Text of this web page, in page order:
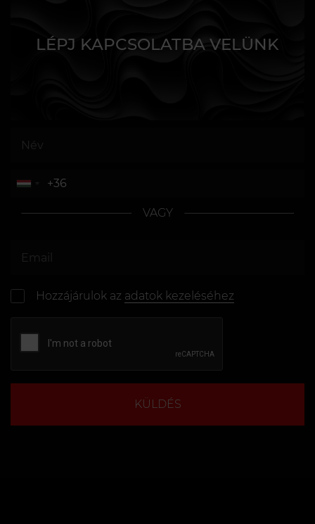
LÉPJ KAPCSOLATBA VELÜNK
VAGY
Hozzájárulok az adatok kezeléséhez
KÜLDÉS